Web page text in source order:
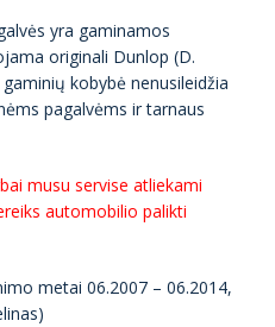
yra gaminamos
originali Dunlop (D.
kobybė nenusileidžia
pagalvėms ir tarnaus
musu servise atliekami
automobilio palikti
metai 06.2007 – 06.2014,